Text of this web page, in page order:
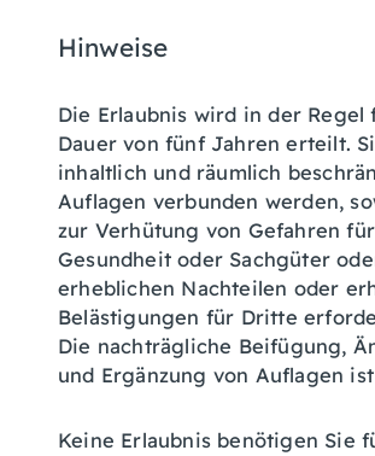
Hinweise
Die Erlaubnis wird in der Regel
Dauer von fünf Jahren erteilt.
inhaltlich und räumlich
Auflagen verbunden werden,
zur Verhütung von Gefahren
Gesundheit oder Sachgüter
erheblichen Nachteilen oder
Belästigungen für Dritte
Die nachträgliche Beifügung,
und Ergänzung von Auflagen
Keine Erlaubnis benötigen Sie